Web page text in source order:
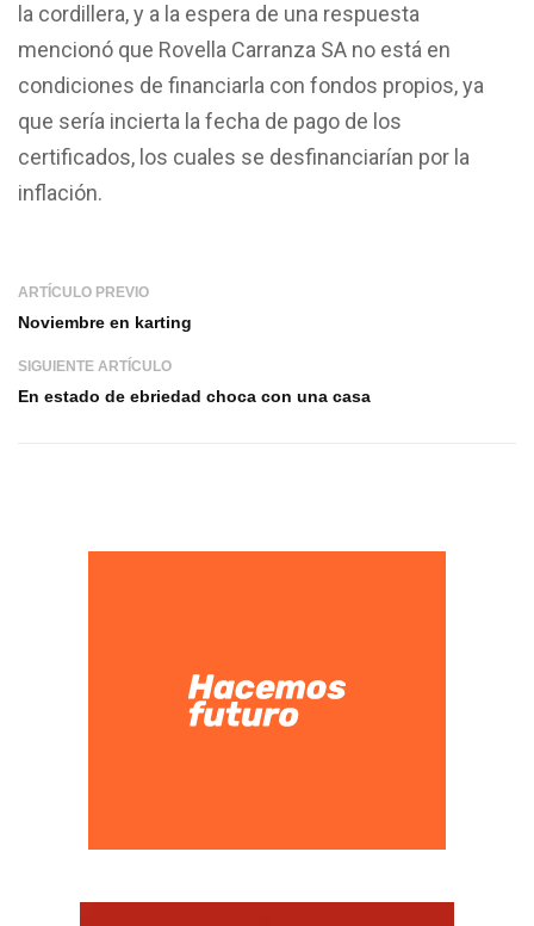
la cordillera, y a la espera de una respuesta
mencionó que Rovella Carranza SA no está en
condiciones de financiarla con fondos propios, ya
que sería incierta la fecha de pago de los
certificados, los cuales se desfinanciarían por la
inflación.
ARTÍCULO PREVIO
Noviembre en karting
SIGUIENTE ARTÍCULO
En estado de ebriedad choca con una casa